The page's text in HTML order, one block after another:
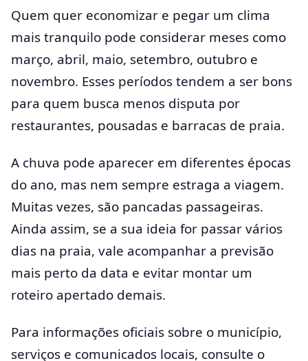
Quem quer economizar e pegar um clima
mais tranquilo pode considerar meses como
março, abril, maio, setembro, outubro e
novembro. Esses períodos tendem a ser bons
para quem busca menos disputa por
restaurantes, pousadas e barracas de praia.
A chuva pode aparecer em diferentes épocas
do ano, mas nem sempre estraga a viagem.
Muitas vezes, são pancadas passageiras.
Ainda assim, se a sua ideia for passar vários
dias na praia, vale acompanhar a previsão
mais perto da data e evitar montar um
roteiro apertado demais.
Para informações oficiais sobre o município,
serviços e comunicados locais, consulte o